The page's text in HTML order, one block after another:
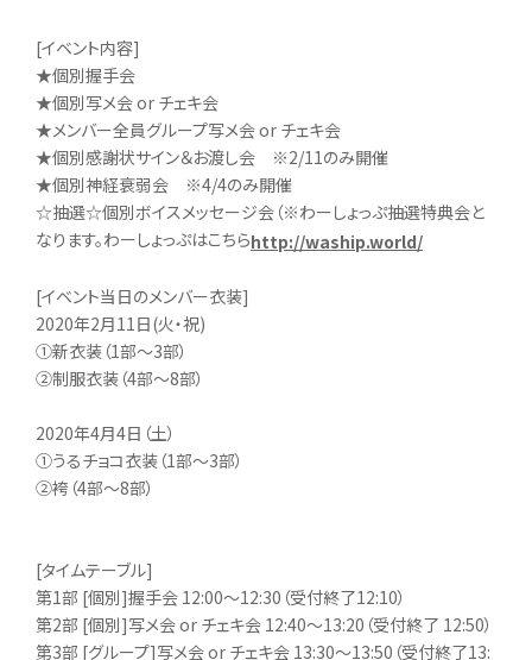
[イベント内容]
★個別握手会
★個別写メ会 or チェキ会
★メンバー全員グループ写メ会 or チェキ会
★個別感謝状サイン＆お渡し会 ※2/11のみ開催
★個別神経衰弱会 ※4/4のみ開催
☆抽選☆個別ボイスメッセージ会（※わーしょっぷ抽選特典会と
なります。わーしょっぷはこちらhttp://waship.world/
[イベント当日のメンバー衣装]
2020年2月11日(火・祝)
①新衣装（1部～3部）
②制服衣装（4部～8部）
2020年4月4日（土）
①うるチョコ衣装（1部～3部）
②袴（4部～8部）
[タイムテーブル]
第1部 [個別]握手会 12:00～12:30（受付終了12:10）
第2部 [個別]写メ会 or チェキ会 12:40～13:20（受付終了 12:50）
第3部 [グループ]写メ会 or チェキ会 13:30～13:50（受付終了13: